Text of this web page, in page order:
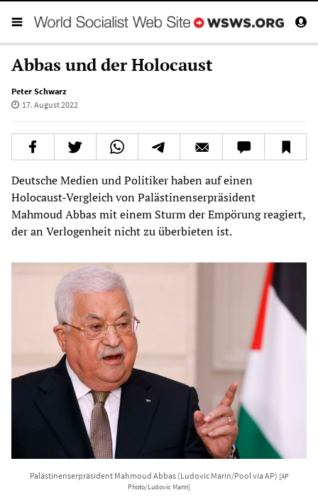
Abbas und der Holocaust
Peter Schwarz
17. August 2022
Deutsche Medien und Politiker haben auf einen
Holocaust-Vergleich von Palästinenserpräsident
Mahmoud Abbas mit einem Sturm der Empörung reagiert,
der an Verlogenheit nicht zu überbieten ist.
Palästinenserpräsident Mahmoud Abbas (Ludovic Marin/Pool via AP) [AP
Photo/Ludovic Marin]